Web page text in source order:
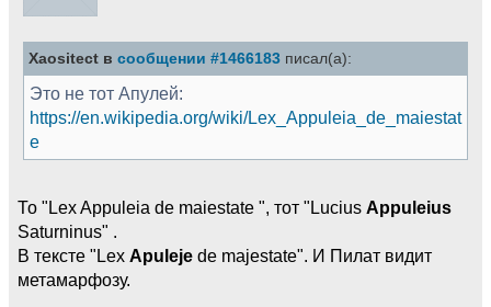
Xaositect в сообщении #1466183 писал(а):
Это не тот Апулей:
https://en.wikipedia.org/wiki/Lex_Appuleia_de_maiestat
e
То "Lex Appuleia de maiestate ", тот "Lucius Appuleius
Saturninus" .
В тексте "Lex Apuleje de majestate". И Пилат видит
метамарфозу.